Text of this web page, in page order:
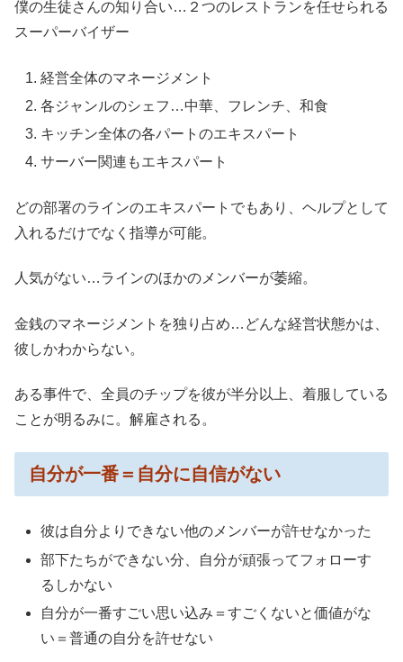
僕の生徒さんの知り合い…２つのレストランを任せられる
スーパーバイザー
経営全体のマネージメント
各ジャンルのシェフ…中華、フレンチ、和食
キッチン全体の各パートのエキスパート
サーバー関連もエキスパート
どの部署のラインのエキスパートでもあり、ヘルプとして
入れるだけでなく指導が可能。
人気がない…ラインのほかのメンバーが萎縮。
金銭のマネージメントを独り占め…どんな経営状態かは、
彼しかわからない。
ある事件で、全員のチップを彼が半分以上、着服している
ことが明るみに。解雇される。
自分が一番＝自分に自信がない
彼は自分よりできない他のメンバーが許せなかった
部下たちができない分、自分が頑張ってフォローす
るしかない
自分が一番すごい思い込み＝すごくないと価値がな
い＝普通の自分を許せない